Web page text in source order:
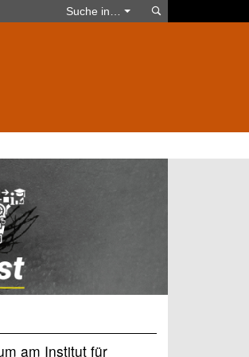
Suche in…
am Institut für